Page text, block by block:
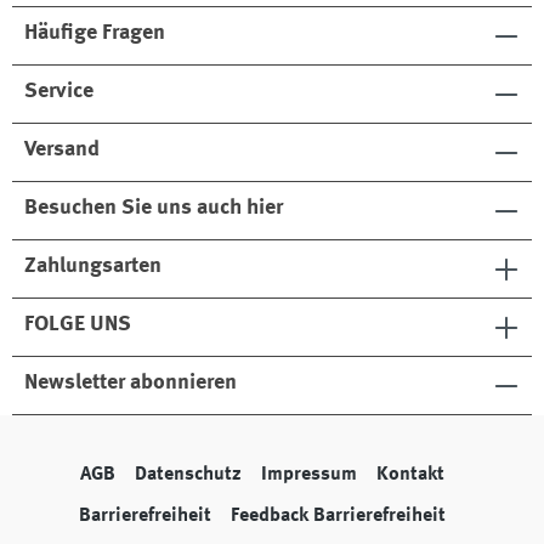
Häufige Fragen
Service
Versand
Besuchen Sie uns auch hier
Zahlungsarten
FOLGE UNS
Newsletter abonnieren
AGB Datenschutz Impressum Kontakt
Barrierefreiheit Feedback Barrierefreiheit